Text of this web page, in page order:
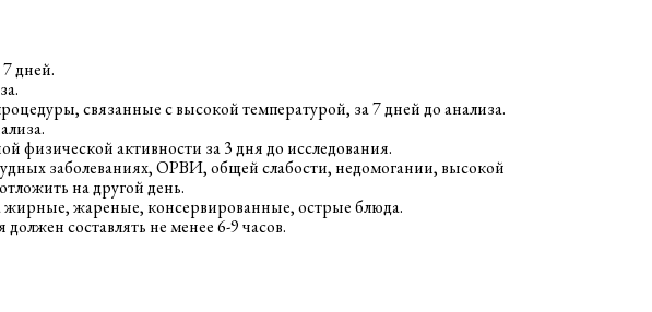
дней.
связанные с высокой температурой, за 7 дней до анализа.
физической активности за 3 дня до исследования.
заболеваниях, ОРВИ, общей слабости, недомогании, высокой
на другой день.
жареные, консервированные, острые блюда.
составлять не менее 6-9 часов.